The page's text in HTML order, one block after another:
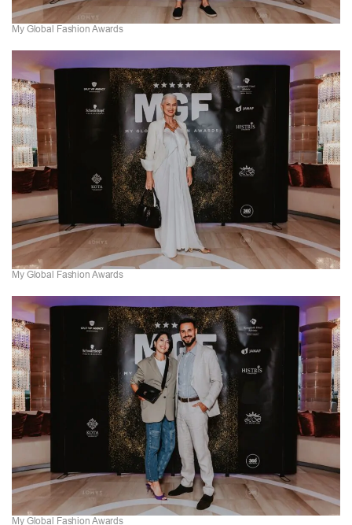
My Global Fashion Awards
My Global Fashion Awards
My Global Fashion Awards